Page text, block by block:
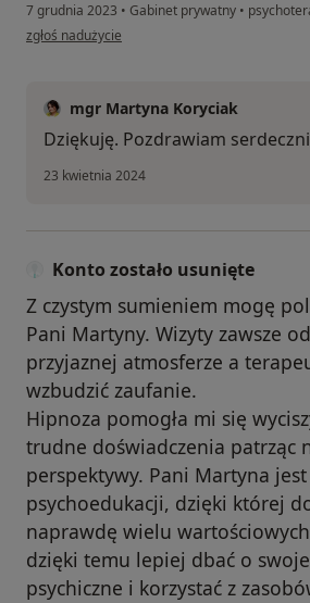
7 grudnia 2023 • Gabinet prywatny •
w opinii użytkownika Marcin Pająk
zgłoś nadużycie
mgr Martyna Koryciak
Dziękuję. Pozdrawiam
23 kwietnia 2024
Konto zostało usunięte
Z czystym sumieniem mogę
Pani Martyny. Wizyty zawsze
przyjaznej atmosferze a
wzbudzić zaufanie.
Hipnoza pomogła mi się
trudne doświadczenia patrząc
perspektywy. Pani Martyna
psychoedukacji, dzięki której
naprawdę wielu
dzięki temu lepiej dbać o
psychiczne i korzystać z